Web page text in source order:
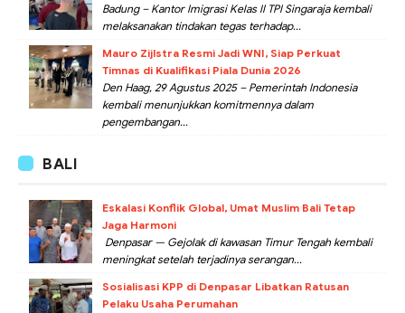
Badung – Kantor Imigrasi Kelas II TPI Singaraja kembali
melaksanakan tindakan tegas terhadap...
Mauro Zijlstra Resmi Jadi WNI, Siap Perkuat
Timnas di Kualifikasi Piala Dunia 2026
Den Haag, 29 Agustus 2025 – Pemerintah Indonesia
kembali menunjukkan komitmennya dalam
pengembangan...
BALI
Eskalasi Konflik Global, Umat Muslim Bali Tetap
Jaga Harmoni
Denpasar — Gejolak di kawasan Timur Tengah kembali
meningkat setelah terjadinya serangan...
Sosialisasi KPP di Denpasar Libatkan Ratusan
Pelaku Usaha Perumahan